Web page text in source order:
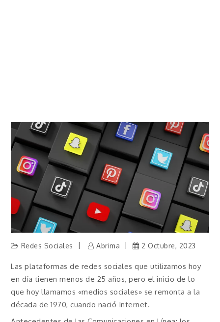
Redes Sociales Abrima 2 Octubre, 2023
Las plataformas de redes sociales que utilizamos hoy
en día tienen menos de 25 años, pero el inicio de lo
que hoy llamamos «medios sociales» se remonta a la
década de 1970, cuando nació Internet.